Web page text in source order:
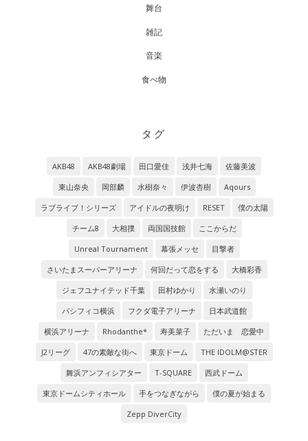
舞台
雑記
音楽
食べ物
タグ
AKB48 AKB48劇場 田口愛佳 浅井七海
佐藤美波
東山奈央
岡部麟 水樹奈々 伊波杏樹
Aqours
ラブライブ！シリーズ
アイドルの夜明け RESET
僕の太陽
チーム8
大相撲 両国国技館
ここからだ
Unreal Tournament
幕張メッセ
目撃者
さいたまスーパーアリーナ
何回だって恋をする
大橋彩香
ジェフユナイテッド千葉
田村ゆかり
水瀬いのり
パシフィコ横浜
フクダ電子アリーナ
日本武道館
横浜アリーナ
Rhodanthe* 寿美菜子
ただいま 恋愛中
J2リーグ
47の素敵な街へ 東京ドーム
THE IDOLM@STER
舞浜アンフィシアター
T-SQUARE
西武ドーム
東京ドームシティホール
手をつなぎながら
僕の夏が始まる
Zepp DiverCity